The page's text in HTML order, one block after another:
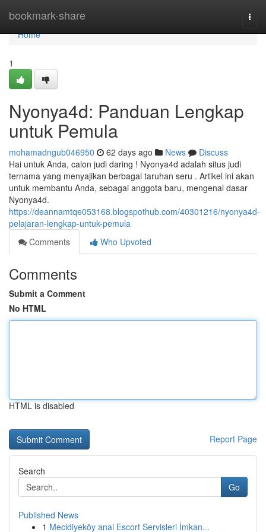
bookmark-share
Home
Home
1
Nyonya4d: Panduan Lengkap
untuk Pemula
mohamadngub046950 62 days ago News
Discuss
Hai untuk Anda, calon judi daring ! Nyonya4d adalah situs judi
ternama yang menyajikan berbagai taruhan seru . Artikel ini akan
untuk membantu Anda, sebagai anggota baru, mengenal dasar
Nyonya4d.
https://deannamtqe053168.blogspothub.com/40301216/nyonya4d-
pelajaran-lengkap-untuk-pemula
Comments
Who Upvoted
Comments
Submit a Comment
No HTML
HTML is disabled
Report Page
Search
Go
Published News
1 Mecidiyeköy anal Escort Servisleri İmkan...